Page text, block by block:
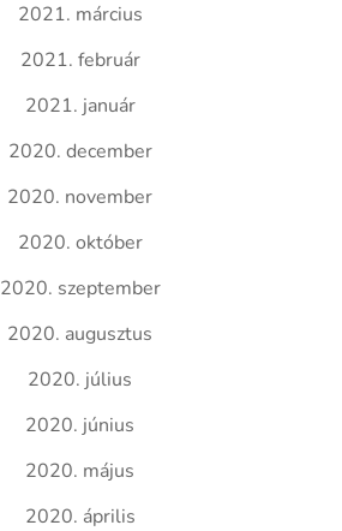
2021. március
2021. február
2021. január
2020. december
2020. november
2020. október
2020. szeptember
2020. augusztus
2020. július
2020. június
2020. május
2020. április